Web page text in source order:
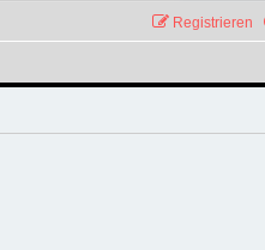
Registrieren